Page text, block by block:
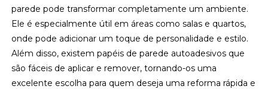
parede pode transformar completamente um ambiente.
Ele é especialmente útil em áreas como salas e quartos,
onde pode adicionar um toque de personalidade e estilo.
Além disso, existem papéis de parede autoadesivos que
são fáceis de aplicar e remover, tornando-os uma
excelente escolha para quem deseja uma reforma rápida e